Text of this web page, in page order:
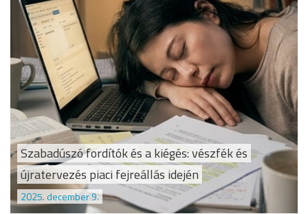
Szabadúszó fordítók és a kiégés: vészfék és
újratervezés piaci fejreállás idején
2025. december 9.